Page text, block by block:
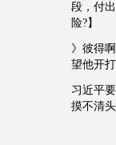
段，付
险?】
》彼得
望他开
习近平
摸不清头